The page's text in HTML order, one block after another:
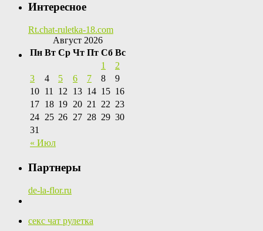
Интересное
Rt.chat-ruletka-18.com
Август 2026
Пн Вт Ср Чт Пт Сб Вс
« Июл
1
2
3
4 5 6 7 8
9
10 11 12 13 14 15 16
17 18 19 20 21 22 23
24 25 26 27 28 29 30
31
Партнеры
de-la-flor.ru
секс чат рулетка